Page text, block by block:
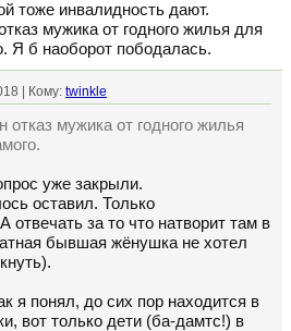
тоже инвалидность дают.
мужика от годного жилья для
Я б наоборот пободалась.
| Кому: twinkle
мужика от годного жилья
уже закрыли.
оставил. Только
отвечать за то что натворит там в
бывшая жёнушка не хотел
я понял, до сих пор находится в
вот только дети (ба-дамтс!) в